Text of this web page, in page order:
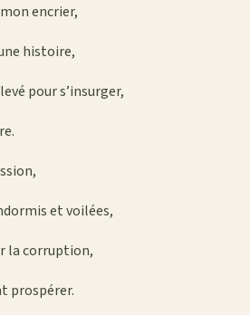
encrier,
histoire,
pour s’insurger,
et voilées,
la corruption,
prospérer.